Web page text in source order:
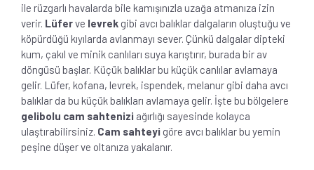
ile rüzgarlı havalarda bile kamışınızla uzağa atmanıza izin
verir. Lüferve levrek gibi avcı balıklar dalgaların oluştuğu ve
köpürdüğü kıyılarda avlanmayı sever. Çünkü dalgalar dipteki
kum, çakıl ve minik canlıları suya karıştırır, burada bir av
döngüsü başlar. Küçük balıklar bu küçük canlılar avlamaya
gelir. Lüfer, kofana, levrek, ispendek, melanur gibi daha avcı
balıklar da bu küçük balıkları avlamaya gelir. İşte bu bölgelere
gelibolu cam sahtenizi ağırlığı sayesinde kolayca
ulaştırabilirsiniz. Cam sahteyi göre avcı balıklar bu yemin
peşine düşer ve oltanıza yakalanır.